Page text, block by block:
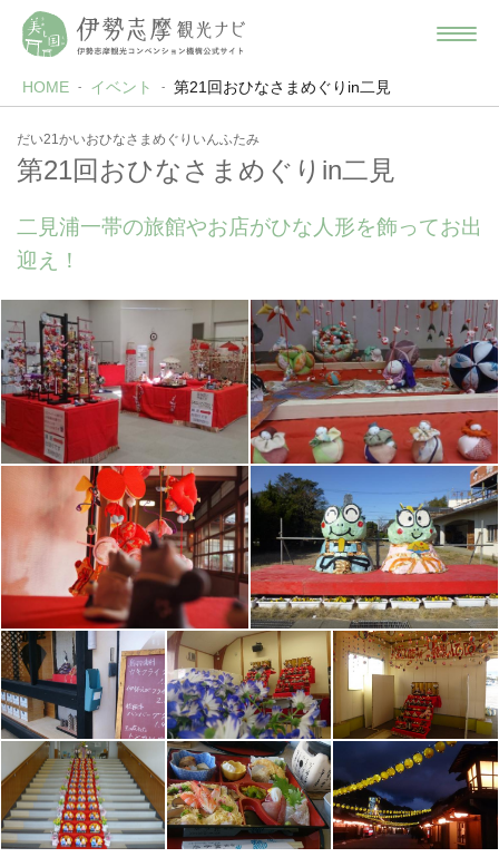
HOME イベント 第21回おひなさまめぐりin二見
だい21かいおひなさまめぐりいんふたみ
第21回おひなさまめぐりin二見
二見浦一帯の旅館やお店がひな人形を飾ってお出
迎え！